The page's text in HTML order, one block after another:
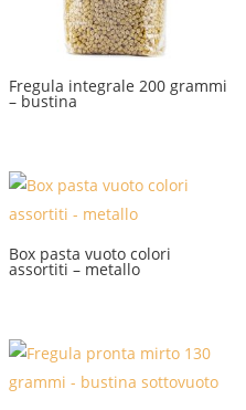
Fregula integrale 200 grammi
– bustina
Box pasta vuoto colori
assortiti – metallo